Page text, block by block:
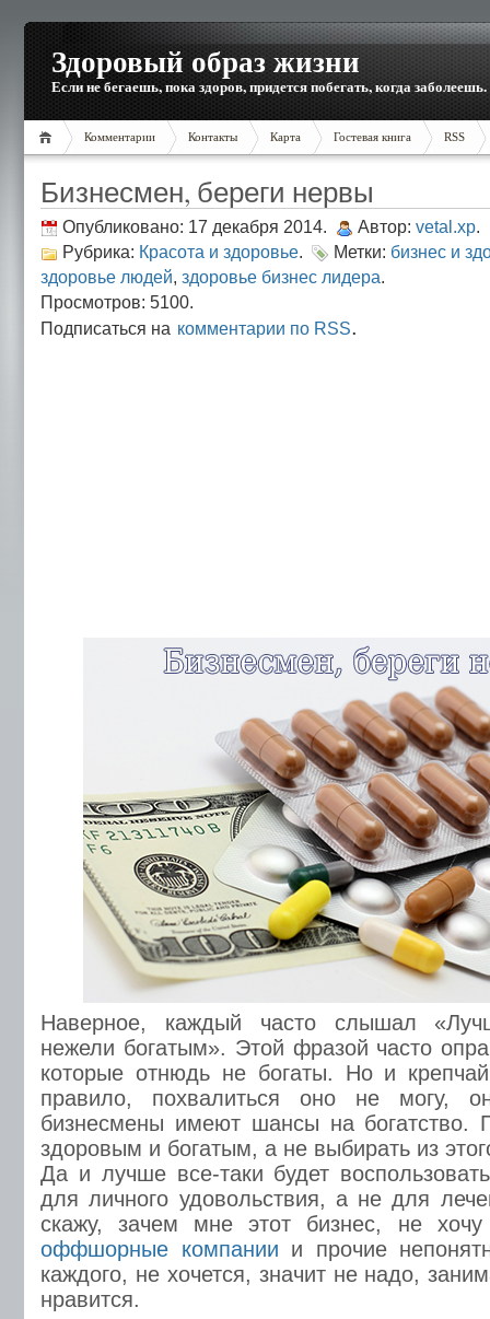
Здоровый образ жизни
Если не бегаешь, пока здоров, придется побегать, когда заболеешь.
Комментарии Контакты Карта Гостевая книга RSS
Бизнесмен, береги нервы
Опубликовано: 17 декабря 2014. Автор: vetal.xp.
Рубрика: Красота и здоровье. Метки: бизнес и
здоровье людей, здоровье бизнес лидера.
Просмотров: 5100.
Подписаться на комментарии по RSS.
Наверное, каждый часто слышал
нежели богатым». Этой фразой часто
которые отнюдь не богаты. Но и
правило, похвалиться оно не могу,
бизнесмены имеют шансы на богатство.
здоровым и богатым, а не выбирать из
Да и лучше все-таки будет
для личного удовольствия, а не для
скажу, зачем мне этот бизнес, не
оффшорные компании и прочие
каждого, не хочется, значит не надо,
нравится.